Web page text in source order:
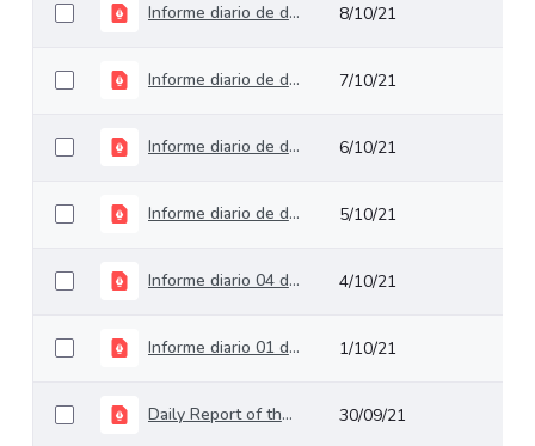
Informe diario de deuda pública del 08 de octubre de 2021 8/10/21
Informe diario de deuda pública del 07 de octubre de 2021 7/10/21
Informe diario de deuda pública del 06 de octubre de 2021 6/10/21
Informe diario de deuda pública del 05 de octubre de 2021 5/10/21
Informe diario 04 de octubre de 2021 4/10/21
Informe diario 01 de octubre de 2021 1/10/21
Daily Report of the 30th of September 2021 30/09/21